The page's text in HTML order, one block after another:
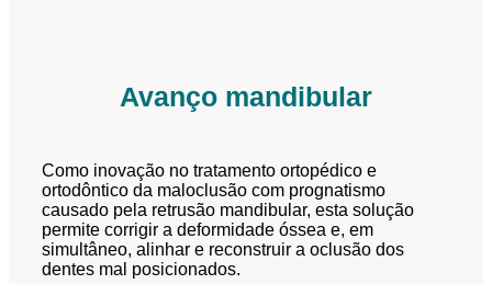
Avanço mandibular
Como inovação no tratamento ortopédico e
ortodôntico da maloclusão com prognatismo
causado pela retrusão mandibular, esta solução
permite corrigir a deformidade óssea e, em
simultâneo, alinhar e reconstruir a oclusão dos
dentes mal posicionados.